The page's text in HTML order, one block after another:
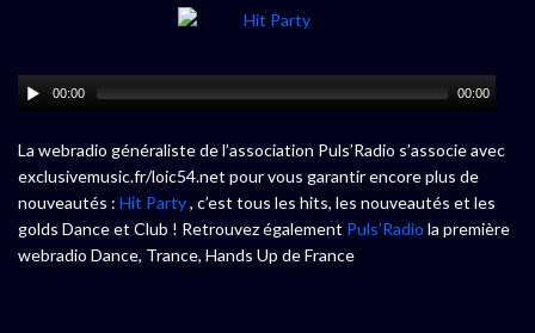
00:00 00:00
La webradio généraliste de l’association Puls’Radio s’associe avec
exclusivemusic.fr/loic54.net pour vous garantir encore plus de
nouveautés : Hit Party, c’est tous les hits, les nouveautés et les
golds Dance et Club ! Retrouvez également Puls’Radio la première
webradio Dance, Trance, Hands Up de France